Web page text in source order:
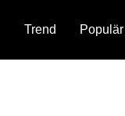
Trend Populär